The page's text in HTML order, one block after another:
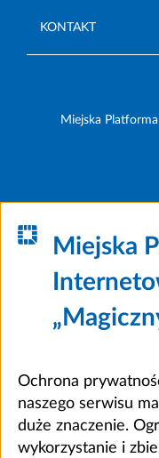
KONTAKT
Miejska
Miejska
Ochrona
naszego serwisu
duże znaczenie.
wykorzystanie i